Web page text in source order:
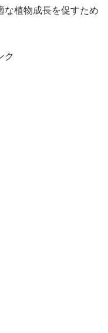
な植物成長を促すため
ク